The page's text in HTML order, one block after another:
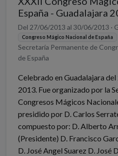
España - Guadalajara
Del 27/06/2013 al 30/06/2013 ·
Congreso Mágico Nacional de España
Secretaría Permanente de
de España
Celebrado en Guadalajara del
2013. Fue organizado por la
Congresos Mágicos
presidido por D. Carlos
compuesto por: D. Alberto
(Presidente) D. Francisco
D. José Angel Suarez D. José